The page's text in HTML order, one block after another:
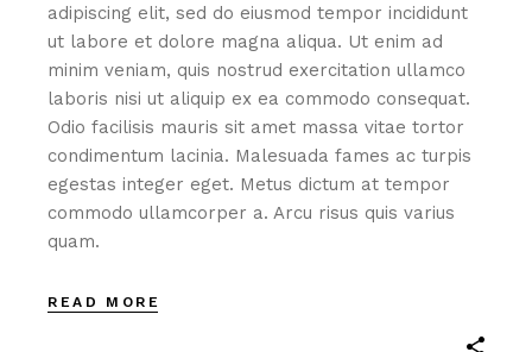
adipiscing elit, sed do eiusmod tempor incididunt
ut labore et dolore magna aliqua. Ut enim ad
minim veniam, quis nostrud exercitation ullamco
laboris nisi ut aliquip ex ea commodo consequat.
Odio facilisis mauris sit amet massa vitae tortor
condimentum lacinia. Malesuada fames ac turpis
egestas integer eget. Metus dictum at tempor
commodo ullamcorper a. Arcu risus quis varius
quam.
READ MORE